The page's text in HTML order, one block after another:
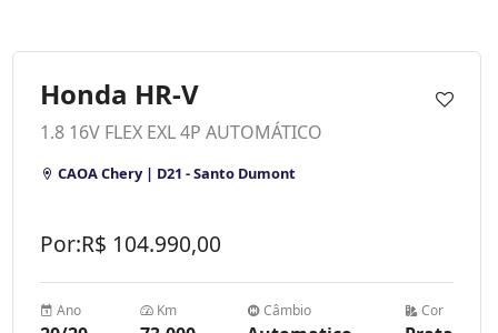
Honda HR-V
1.8 16V FLEX EXL 4P AUTOMÁTICO
CAOA Chery | D21 - Santo Dumont
Por:R$ 104.990,00
Ano Km Câmbio Cor